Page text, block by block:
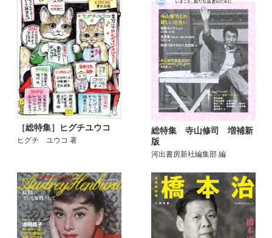
［総特集］ヒグチユウコ
ヒグチ ユウコ 著
総特集 寺山修司 増補新
版
河出書房新社編集部 編